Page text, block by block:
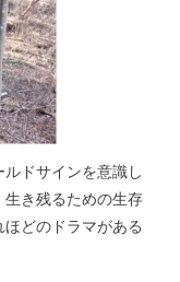
ドサインを意識し
き残るための生存
どのドラマがある